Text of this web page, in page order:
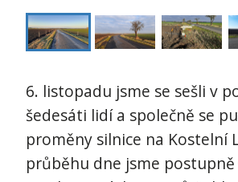
6. listopadu jsme se sešli v
šedesáti lidí a společně se
proměny silnice na Kostelní
průběhu dne jsme postupně